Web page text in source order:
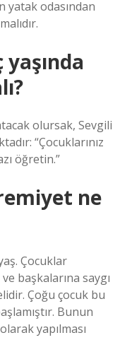
yatak odasından
olursak, Sevgili
“Çocuklarınız
öğretin.”
ne
Çocuklar
başkalarına saygı
Çoğu çocuk bu
Bunun
yapılması